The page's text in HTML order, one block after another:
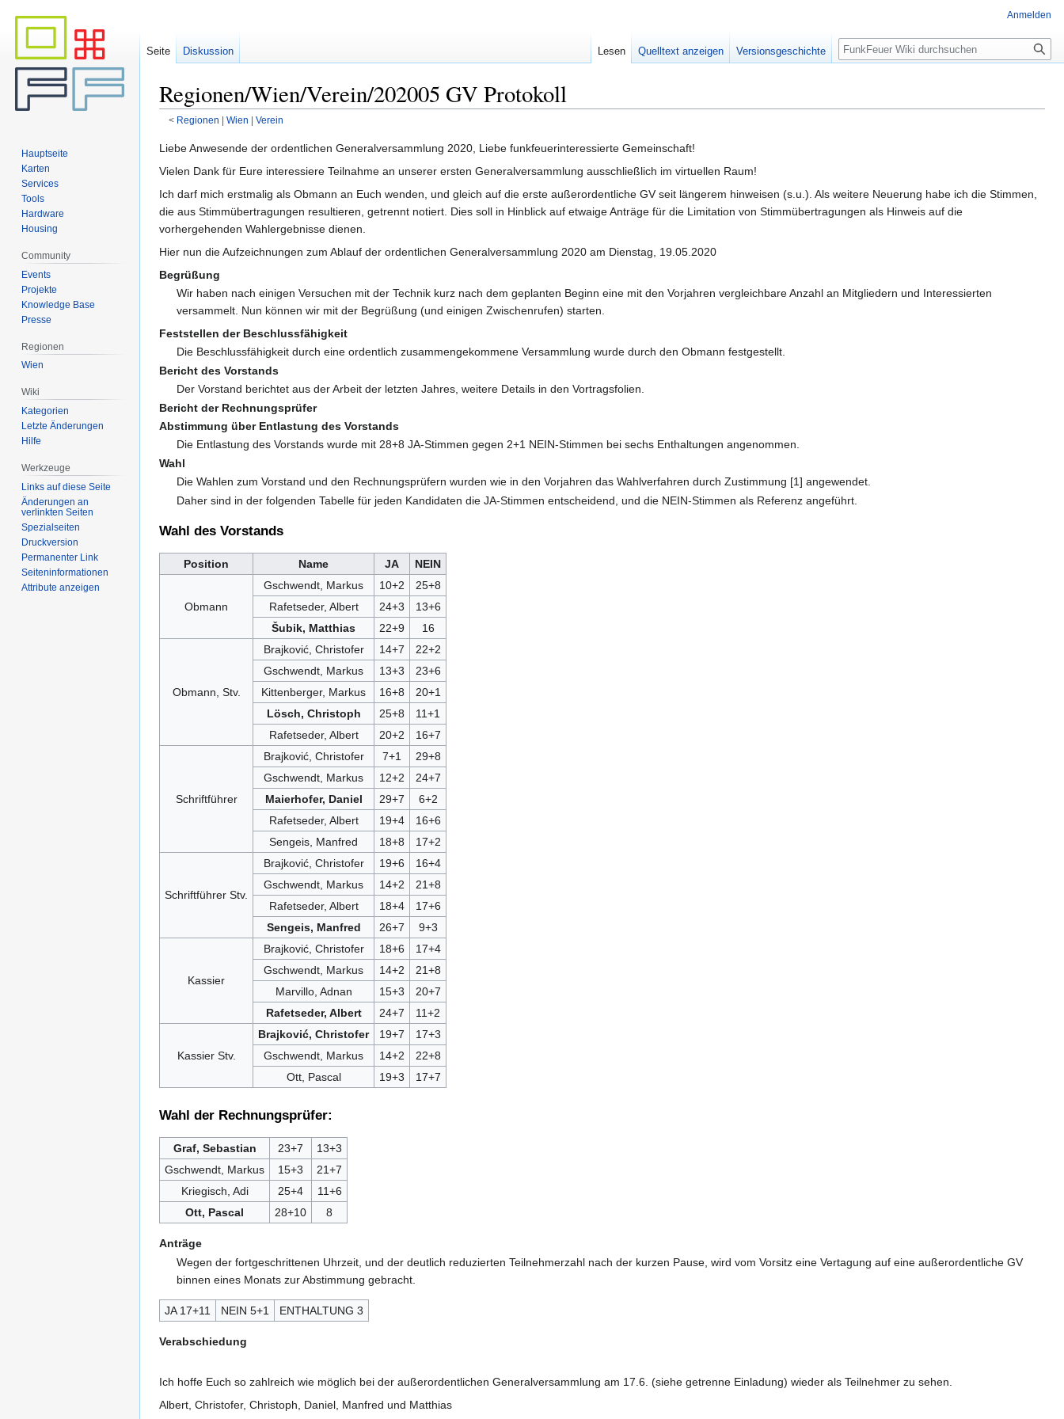
Regionen/Wien/Verein/202005 GV Protokoll
< Regionen Wien Verein
Zur
Navigation
Zur
Suche
Liebe Anwesende der ordentlichen Generalversammlung 2020, Liebe funkfeuerinteressierte Gemeinschaft!
Vielen Dank für Eure interessiere Teilnahme an unserer ersten Generalversammlung ausschließlich im virtuellen Raum!
Ich darf mich erstmalig als Obmann an Euch wenden, und gleich auf die erste außerordentliche GV seit längerem hinweisen (s.u.). Als weitere Neuerung habe ich die Stimmen,
die aus Stimmübertragungen resultieren, getrennt notiert. Dies soll in Hinblick auf etwaige Anträge für die Limitation von Stimmübertragungen als Hinweis auf die
vorhergehenden Wahlergebnisse dienen.
Hier nun die Aufzeichnungen zum Ablauf der ordentlichen Generalversammlung 2020 am Dienstag, 19.05.2020
Begrüßung
Wir haben nach einigen Versuchen mit der Technik kurz nach dem geplanten Beginn eine mit den Vorjahren vergleichbare Anzahl an Mitgliedern und Interessierten
versammelt. Nun können wir mit der Begrüßung (und einigen Zwischenrufen) starten.
Feststellen der Beschlussfähigkeit
Die Beschlussfähigkeit durch eine ordentlich zusammengekommene Versammlung wurde durch den Obmann festgestellt.
Bericht des Vorstands
Der Vorstand berichtet aus der Arbeit der letzten Jahres, weitere Details in den Vortragsfolien.
Bericht der Rechnungsprüfer
Abstimmung über Entlastung des Vorstands
Die Entlastung des Vorstands wurde mit 28+8 JA-Stimmen gegen 2+1 NEIN-Stimmen bei sechs Enthaltungen angenommen.
Wahl
Die Wahlen zum Vorstand und den Rechnungsprüfern wurden wie in den Vorjahren das Wahlverfahren durch Zustimmung [1] angewendet.
Daher sind in der folgenden Tabelle für jeden Kandidaten die JA-Stimmen entscheidend, und die NEIN-Stimmen als Referenz angeführt.
Wahl des Vorstands
Position Name JA NEIN
Obmann
Gschwendt, Markus 10+2
25+8
Rafetseder, Albert
24+3
13+6
Šubik, Matthias
22+9 16
Obmann, Stv.
Brajković, Christofer 14+7
22+2
Gschwendt, Markus
13+3
23+6
Kittenberger, Markus
16+8
20+1
Lösch, Christoph
25+8
11+1
Rafetseder, Albert
20+2 16+7
Schriftführer
Brajković, Christofer 7+1
29+8
Gschwendt, Markus
12+2
24+7
Maierhofer, Daniel
29+7
6+2
Rafetseder, Albert
19+4
16+6
Sengeis, Manfred
18+8 17+2
Schriftführer Stv.
Brajković, Christofer 19+6
16+4
Gschwendt, Markus
14+2
21+8
Rafetseder, Albert
18+4
17+6
Sengeis, Manfred
26+7 9+3
Kassier
Brajković, Christofer 18+6
17+4
Gschwendt, Markus
14+2
21+8
Marvillo, Adnan
15+3
20+7
Rafetseder, Albert
24+7 11+2
Kassier Stv.
Brajković, Christofer 19+7
17+3
Gschwendt, Markus
14+2
22+8
Ott, Pascal
19+3 17+7
Wahl der Rechnungsprüfer:
Graf, Sebastian 23+7
13+3
Gschwendt, Markus
15+3
21+7
Kriegisch, Adi
25+4
11+6
Ott, Pascal
28+10 8
Anträge
Wegen der fortgeschrittenen Uhrzeit, und der deutlich reduzierten Teilnehmerzahl nach der kurzen Pause, wird vom Vorsitz eine Vertagung auf eine außerordentliche GV
binnen eines Monats zur Abstimmung gebracht.
JA 17+11 NEIN 5+1 ENTHALTUNG 3
Verabschiedung
Ich hoffe Euch so zahlreich wie möglich bei der außerordentlichen Generalversammlung am 17.6. (siehe getrenne Einladung) wieder als Teilnehmer zu sehen.
Albert, Christofer, Christoph, Daniel, Manfred und Matthias
Anmelden
Seite Diskussion Lesen Quelltext anzeigen Versionsgeschichte
Suche
Hauptseite
Karten
Services
Tools
Hardware
Housing
Community
Events
Projekte
Knowledge Base
Presse
Regionen
Wien
Wiki
Kategorien
Letzte Änderungen
Hilfe
Werkzeuge
Links auf diese Seite
Änderungen an
verlinkten Seiten
Spezialseiten
Druckversion
Permanenter Link
Seiten­informationen
Attribute anzeigen